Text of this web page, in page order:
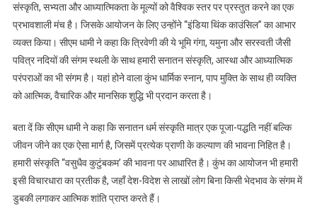
संस्कृति, सभ्यता और आध्यात्मिकता के मूल्यों को वैश्विक स्तर पर प्रस्तुत करने का एक
प्रभावशाली मंच है। जिसके आयोजन के लिए उन्होंने “इंडिया थिंक काउंसिल” का आभार
व्यक्त किया। सीएम धामी ने कहा कि त्रिवेणी की ये भूमि गंगा, यमुना और सरस्वती जैसी
पवित्र नदियों की संगम स्थली के साथ हमारी सनातन संस्कृति, आस्था और आध्यात्मिक
परंपराओं का भी संगम है। यहां होने वाला कुंभ धार्मिक स्नान, पाप मुक्ति के साथ ही व्यक्ति
को आत्मिक, वैचारिक और मानसिक शुद्धि भी प्रदान करता है।
बता दें कि सीएम धामी ने कहा कि सनातन धर्म संस्कृति मात्र एक पूजा-पद्धति नहीं बल्कि
जीवन जीने का एक ऐसा मार्ग है, जिसमें प्रत्येक प्राणी के कल्याण की भावना निहित है।
हमारी संस्कृति “वसुधैव कुटुंबकम’ की भावना पर आधारित है। कुंभ का आयोजन भी हमारी
इसी विचारधारा का प्रतीक है, जहाँ देश-विदेश से लाखों लोग बिना किसी भेदभाव के संगम में
डुबकी लगाकर आत्मिक शांति प्राप्त करते हैं।